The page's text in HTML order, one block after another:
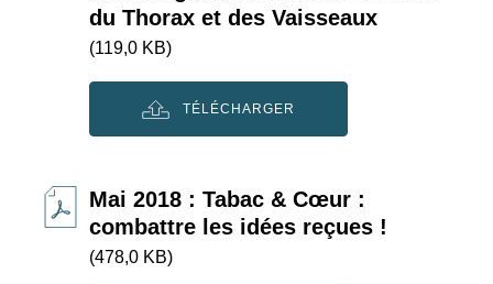
du Thorax et des Vaisseaux
(119,0 KB)
TÉLÉCHARGER
Mai 2018 : Tabac & Cœur :
combattre les idées reçues !
(478,0 KB)